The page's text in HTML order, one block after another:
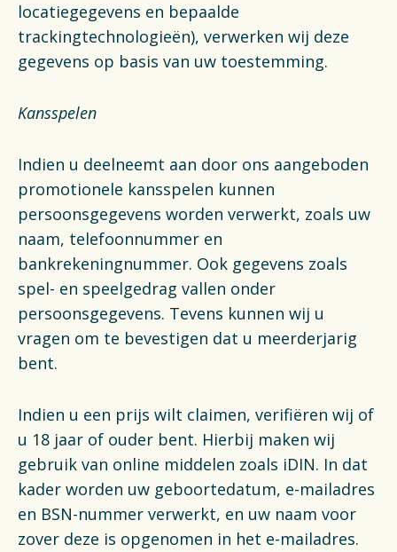
locatiegegevens en bepaalde
trackingtechnologieën), verwerken wij deze
gegevens op basis van uw toestemming.
Kansspelen
Indien u deelneemt aan door ons aangeboden
promotionele kansspelen kunnen
persoonsgegevens worden verwerkt, zoals uw
naam, telefoonnummer en
bankrekeningnummer. Ook gegevens zoals
spel- en speelgedrag vallen onder
persoonsgegevens. Tevens kunnen wij u
vragen om te bevestigen dat u meerderjarig
bent.
Indien u een prijs wilt claimen, verifiëren wij of
u 18 jaar of ouder bent. Hierbij maken wij
gebruik van online middelen zoals iDIN. In dat
kader worden uw geboortedatum, e-mailadres
en BSN-nummer verwerkt, en uw naam voor
zover deze is opgenomen in het e-mailadres.